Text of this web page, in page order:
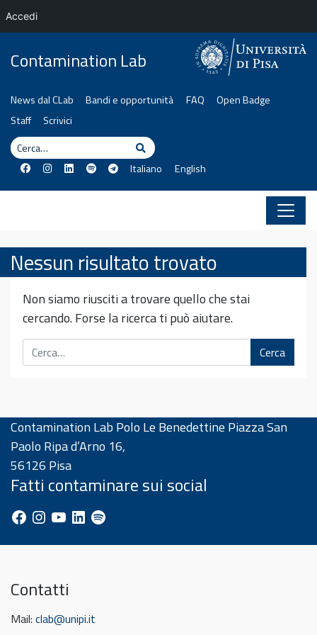
Contamination Lab
News dal CLab Bandi e opportunità FAQ
Open Badge
Staff
Scrivici
Cerca
Cerca
Italiano English
Nessun risultato trovato
Non siamo riusciti a trovare quello che stai
cercando. Forse la ricerca ti può aiutare.
Cerca
Contamination Lab Polo Le Benedettine Piazza San
Paolo Ripa d’Arno 16,
56126 Pisa
Fatti contaminare sui social
Facebook
Instagram
YouTube
LinkedInSpotify
Contatti
Mail: clab@unipi.it
Accedi